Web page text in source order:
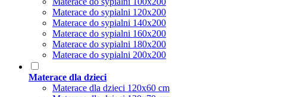
Materace do sypialni 120x200
Materace do sypialni 140x200
Materace do sypialni 160x200
Materace do sypialni 180x200
Materace do sypialni 200x200
Materace dla dzieci
Materace dla dzieci 120x60 cm